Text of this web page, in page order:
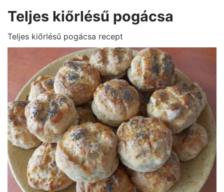
Teljes kiőrlésű pogácsa
Teljes kiőrlésű pogácsa recept